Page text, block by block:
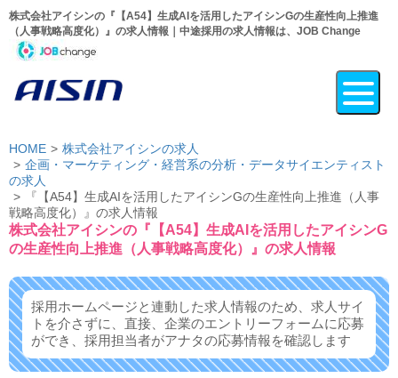
株式会社アイシンの『【A54】生成AIを活用したアイシンGの生産性向上推進
（人事戦略高度化）』の求人情報｜中途採用の求人情報は、JOB Change
HOME
株式会社アイシンの求人
企画・マーケティング・経営系の分析・データサイエンティスト
の求人
『【A54】生成AIを活用したアイシンGの生産性向上推進（人事
戦略高度化）』の求人情報
株式会社アイシンの『【A54】生成AIを活用したアイシンG
の生産性向上推進（人事戦略高度化）』の求人情報
採用ホームページと連動した求人情報のため、求人サイ
トを介さずに、 直接、企業のエントリーフォームに応募
ができ、 採用担当者がアナタの応募情報を確認します